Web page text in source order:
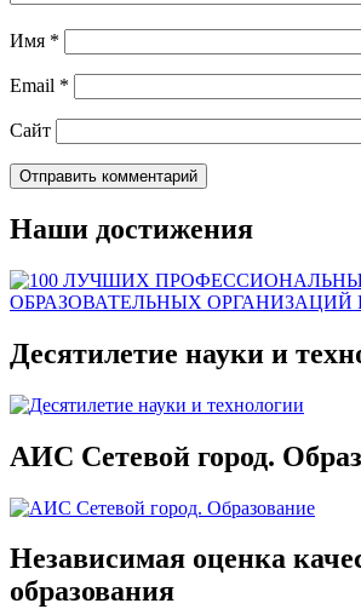
Имя *
Email *
Сайт
Наши достижения
Десятилетие науки и
АИС Сетевой город.
Независимая оценка
образования